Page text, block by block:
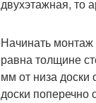
двухэтажная, то
Начинать
равна толщине
мм от низа доски
доски поперечно